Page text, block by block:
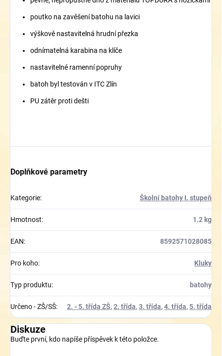
poutko na zavěšení batohu na lavici
výškově nastavitelná hrudní přezka
odnímatelná karabina na klíče
nastavitelné ramenní popruhy
batoh byl testován v ITC Zlín
PU zátěr proti dešti
Doplňkové parametry
Kategorie: Školní batohy I. stupeň
Hmotnost: 1.2 kg
EAN: 8592571028085
Pro koho: Kluky
Typ produktu: batohy
Určeno - ZŠ/SŠ: 2. - 5. třída ZŠ,2. třída,3. třída,4. třída,5. třída
Diskuze
Buďte první, kdo napíše příspěvek k této položce.